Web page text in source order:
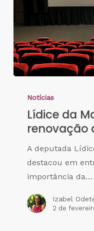
Notícias
Lídice da
renovação
A deputada
destacou em
importância da…
Izabel
2 de